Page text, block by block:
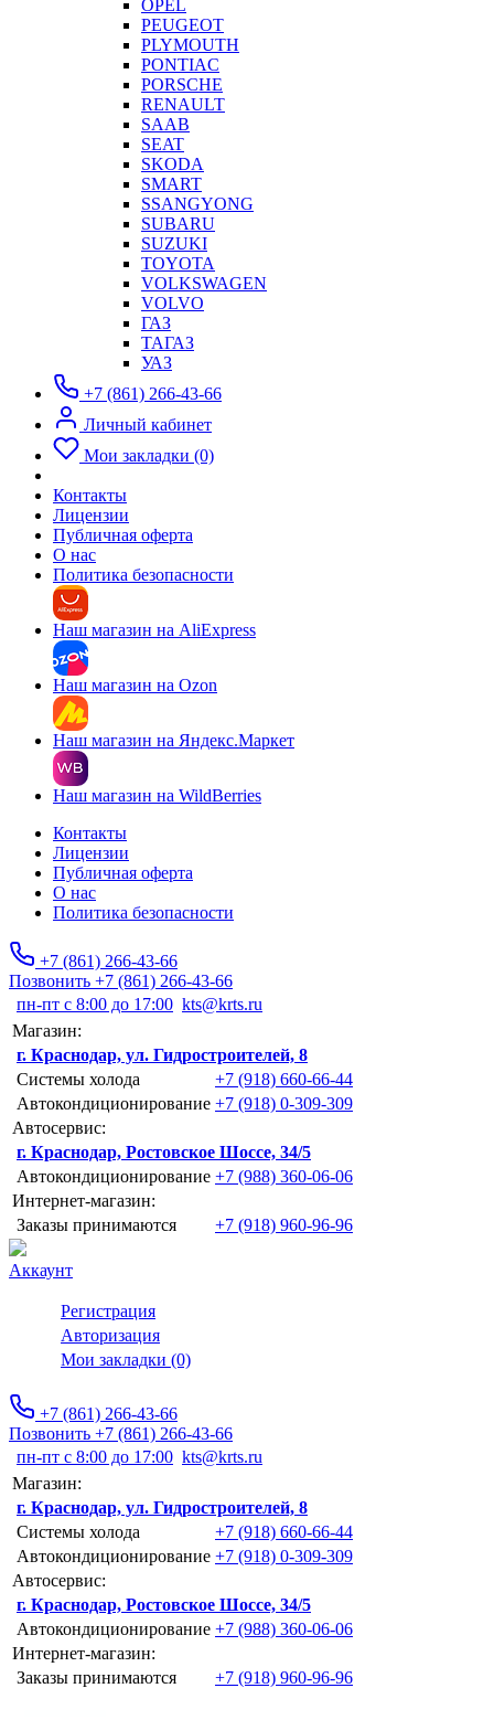
OPEL
PEUGEOT
PLYMOUTH
PONTIAC
PORSCHE
RENAULT
SAAB
SEAT
SKODA
SMART
SSANGYONG
SUBARU
SUZUKI
TOYOTA
VOLKSWAGEN
VOLVO
ГАЗ
ТАГАЗ
УАЗ
+7 (861) 266-43-66
Личный кабинет
Мои закладки (0)
Контакты
Лицензии
Публичная оферта
О нас
Политика безопасности
Наш магазин на AliExpress
Наш магазин на Ozon
Наш магазин на Яндекс.Маркет
Наш магазин на WildBerries
Контакты
Лицензии
Публичная оферта
О нас
Политика безопасности
+7 (861) 266-43-66
Позвонить +7 (861) 266-43-66
пн-пт с 8:00 до 17:00 kts@krts.ru
Магазин:
г. Краснодар, ул. Гидростроителей, 8
Системы холода
+7 (918) 660-66-44
Автокондиционирование +7 (918) 0-309-309
Автосервис:
г. Краснодар, Ростовское Шоссе, 34/5
Автокондиционирование +7 (988) 360-06-06
Интернет-магазин:
Заказы принимаются
+7 (918) 960-96-96
Аккаунт
Регистрация
Авторизация
Мои закладки (0)
+7 (861) 266-43-66
Позвонить +7 (861) 266-43-66
пн-пт с 8:00 до 17:00 kts@krts.ru
Магазин:
г. Краснодар, ул. Гидростроителей, 8
Системы холода
+7 (918) 660-66-44
Автокондиционирование +7 (918) 0-309-309
Автосервис:
г. Краснодар, Ростовское Шоссе, 34/5
Автокондиционирование +7 (988) 360-06-06
Интернет-магазин:
Заказы принимаются
+7 (918) 960-96-96